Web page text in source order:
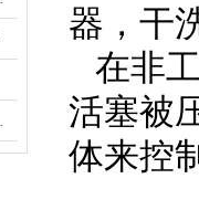
器，干
在非
活塞被
体来控